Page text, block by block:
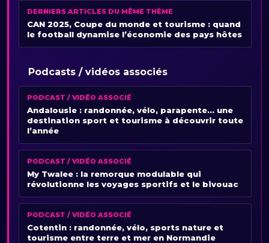
DERNIERS ARTICLES DU MÊME THÈME
CAN 2025, Coupe du monde et tourisme : quand
le football dynamise l’économie des pays hôtes
Podcasts / vidéos associés
PODCAST / VIDÉO ASSOCIÉ
Andalousie : randonnée, vélo, parapente… une
destination sport et tourisme à découvrir toute
l’année
PODCAST / VIDÉO ASSOCIÉ
My Twalee : la remorque modulable qui
révolutionne les voyages sportifs et le bivouac
PODCAST / VIDÉO ASSOCIÉ
Cotentin : randonnée, vélo, sports nature et
tourisme entre terre et mer en Normandie